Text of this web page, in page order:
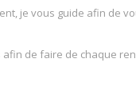
je vous guide afin de
afin de faire de chaque